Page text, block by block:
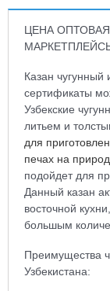
ЦЕНА ОПТОВАЯ,
Казан чугунный
сертификаты
Узбекские
литьем и
для
печах на
подойдет для
Данный казан
восточной
большым
Преимущества
Узбекистана: